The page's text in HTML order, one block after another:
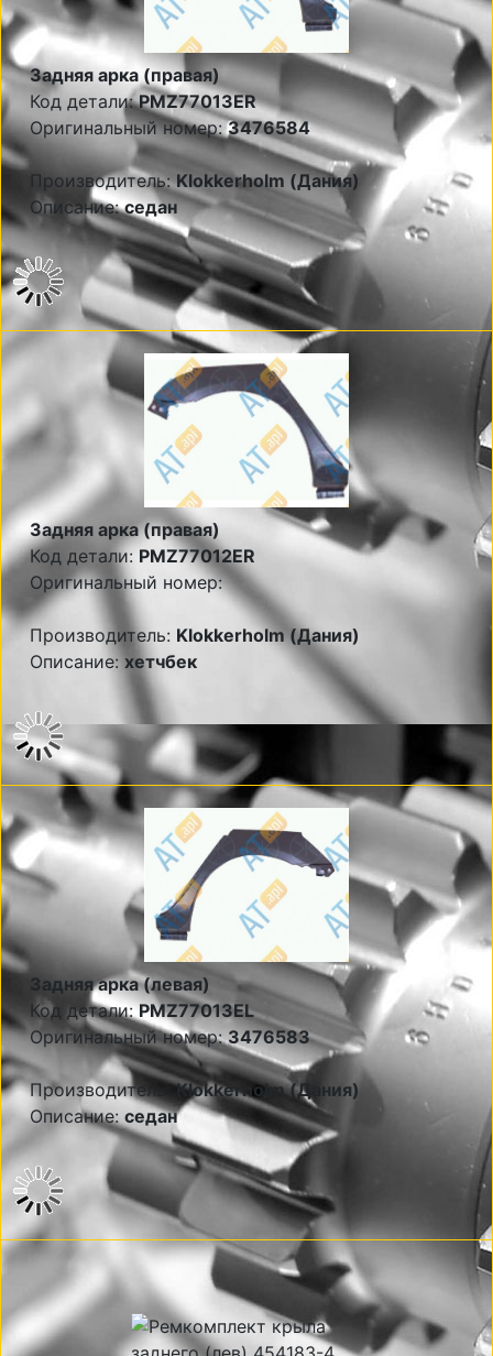
Задняя арка (правая)
Код детали:PMZ77013ER
Оригинальный номер:3476584
Производитель:Klokkerholm (Дания)
Описание:седан
Задняя арка (правая)
Код детали: PMZ77012ER
Оригинальный номер:
Производитель: Klokkerholm (Дания)
Описание: хетчбек
Задняя арка (левая)
Код детали:PMZ77013EL
Оригинальный номер:3476583
Производитель:Klokkerholm (Дания)
Описание:седан